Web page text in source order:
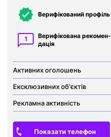
Верифікований профіль
1
Верифікована рекомен­
дація
Активних оголошень
Ексклюзивних об'єктів
Рекламна активність
Показати телефон